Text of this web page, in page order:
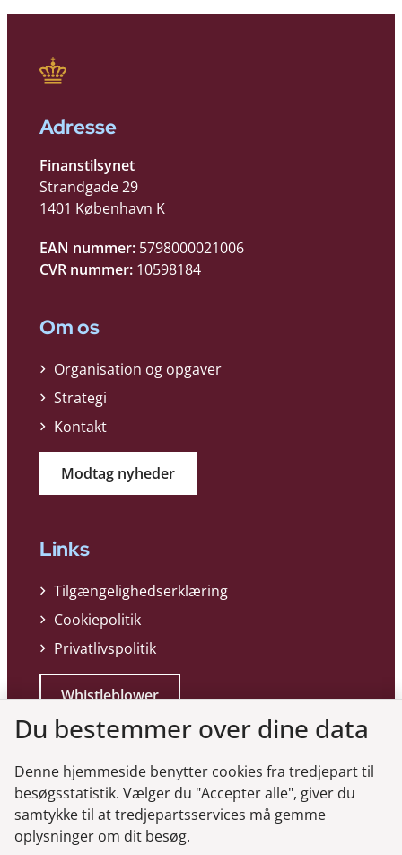
Adresse
Finanstilsynet
Strandgade 29
1401 København K
EAN nummer: 5798000021006
CVR nummer: 10598184
Om os
Organisation og opgaver
Strategi
Kontakt
Modtag nyheder
Links
Tilgængelighedserklæring
Cookiepolitik
Privatlivspolitik
Whistleblower
Genveje
Du bestemmer over dine data
Denne hjemmeside benytter cookies fra tredjepart til
besøgsstatistik. Vælger du "Accepter alle", giver du
samtykke til at tredjepartsservices må gemme
oplysninger om dit besøg.